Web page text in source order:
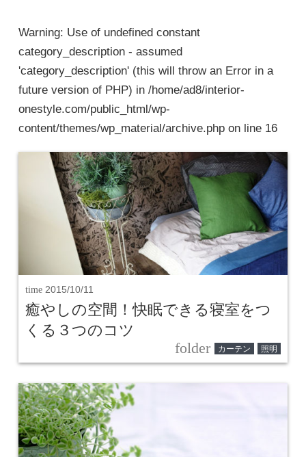
Warning: Use of undefined constant
category_description - assumed
'category_description' (this will throw an Error in a
future version of PHP) in /home/ad8/interior-
onestyle.com/public_html/wp-
content/themes/wp_material/archive.phpon line 16
time 2015/10/11
癒やしの空間！快眠できる寝室をつ
くる３つのコツ
folder カーテン 照明